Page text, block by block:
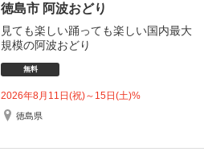
徳島市 阿波おどり
見ても楽しい踊っても楽しい国内最大
規模の阿波おどり
無料
2026年8月11日(祝)～15日(土)%
徳島県